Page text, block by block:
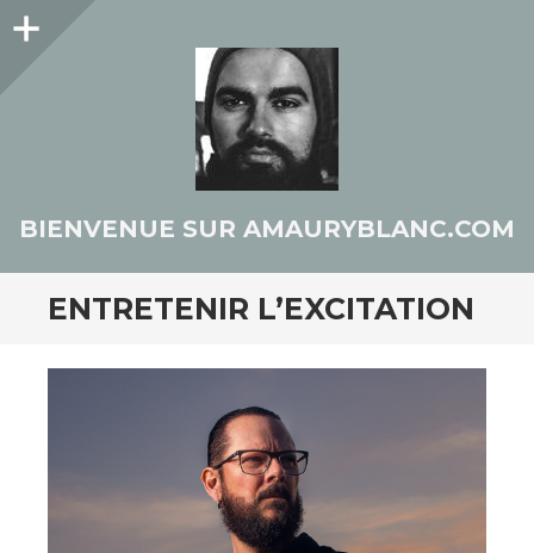
Colonne
BIENVENUE SUR AMAURYBLANC.COM
ENTRETENIR L’EXCITATION